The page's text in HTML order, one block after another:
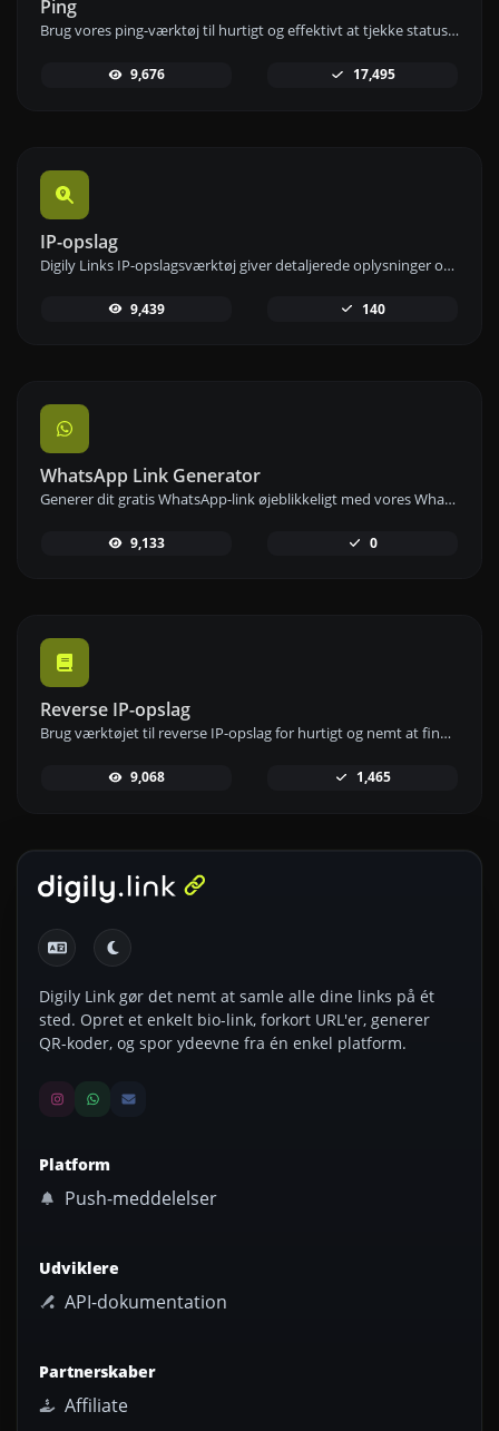
Ping
Brug vores ping-værktøj til hurtigt og effektivt at tjekke status og svartid for enhver hjemmeside, server eller port.
9,676 17,495
IP-opslag
Digily Links IP-opslagsværktøj giver detaljerede oplysninger om enhver IP-adresse. Brug denne gratis online tjeneste til at få omfattende IP-data.
9,439 140
WhatsApp Link Generator
Generer dit gratis WhatsApp-link øjeblikkeligt med vores WhatsApp Link Generator. Tilføj en tilpasset besked og start chats med ét klik – ingen login eller kodning krævet.
9,133 0
Reverse IP-opslag
Brug værktøjet til reverse IP-opslag for hurtigt og nemt at finde det domæne eller den vært, der er knyttet til en IP-adresse.
9,068 1,465
Digily Link gør det nemt at samle alle dine links på ét
sted. Opret et enkelt bio-link, forkort URL'er, generer
QR-koder, og spor ydeevne fra én enkel platform.
Platform
Push-meddelelser
Udviklere
API-dokumentation
Partnerskaber
Affiliate